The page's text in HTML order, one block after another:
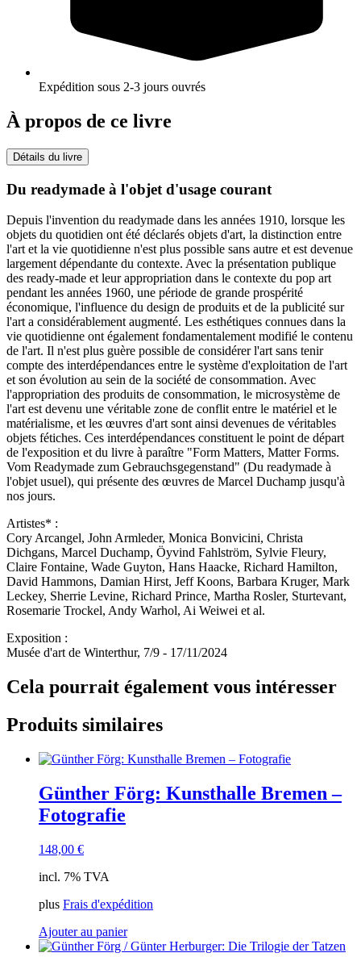
Expédition sous 2-3 jours ouvrés
À propos de ce livre
Détails du livre
Du readymade à l'objet d'usage courant
Depuis l'invention du readymade dans les années 1910, lorsque les
objets du quotidien ont été déclarés objets d'art, la distinction entre
l'art et la vie quotidienne n'est plus possible sans autre et est devenue
largement dépendante du contexte. Avec la présentation publique
des ready-made et leur appropriation dans le contexte du pop art
pendant les années 1960, une période de grande prospérité
économique, l'influence du design de produits et de la publicité sur
l'art a considérablement augmenté. Les esthétiques connues dans la
vie quotidienne ont également fondamentalement modifié le contenu
de l'art. Il n'est plus guère possible de considérer l'art sans tenir
compte des interdépendances entre le système d'exploitation de l'art
et son évolution au sein de la société de consommation. Avec
l'appropriation des produits de consommation, le microsystème de
l'art est devenu une véritable zone de conflit entre le matériel et le
matérialisme, et les œuvres d'art sont ainsi devenues de véritables
objets fétiches. Ces interdépendances constituent le point de départ
de l'exposition et du livre à paraître "Form Matters, Matter Forms.
Vom Readymade zum Gebrauchsgegenstand" (Du readymade à
l'objet usuel), qui présente des œuvres de Marcel Duchamp jusqu'à
nos jours.
Artistes* :
Cory Arcangel, John Armleder, Monica Bonvicini, Christa
Dichgans, Marcel Duchamp, Öyvind Fahlström, Sylvie Fleury,
Claire Fontaine, Wade Guyton, Hans Haacke, Richard Hamilton,
David Hammons, Damian Hirst, Jeff Koons, Barbara Kruger, Mark
Leckey, Sherrie Levine, Richard Prince, Martha Rosler, Sturtevant,
Rosemarie Trockel, Andy Warhol, Ai Weiwei et al.
Exposition :
Musée d'art de Winterthur, 7/9 - 17/11/2024
Cela pourrait également vous intéresser
Produits similaires
Günther Förg: Kunsthalle Bremen –
Fotografie
148,00 €
incl. 7% TVA
plus Frais d'expédition
Ajouter au panier